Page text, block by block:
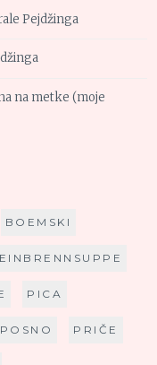
Pejdžinga
na metke (moje
BOEMSKI
EINBRENNSUPPE
PICA
POSNO PRIČE